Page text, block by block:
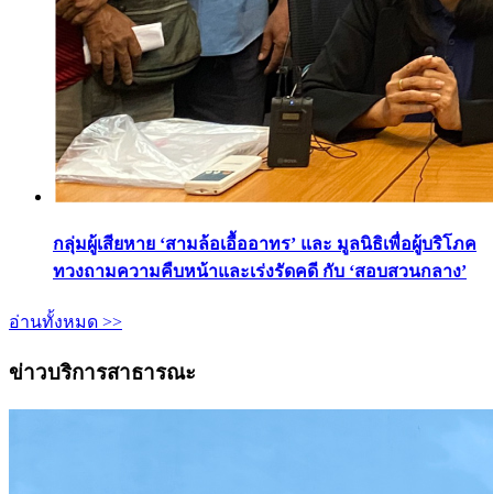
กลุ่มผู้เสียหาย ‘สามล้อเอื้ออาทร’ และ มูลนิธิเพื่อผู้บริโภค
ทวงถามความคืบหน้าและเร่งรัดคดี กับ ‘สอบสวนกลาง’
อ่านทั้งหมด >>
ข่าวบริการสาธารณะ